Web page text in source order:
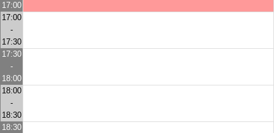
17:00
17:00
-
17:30
17:30
-
18:00
18:00
-
18:30
18:30